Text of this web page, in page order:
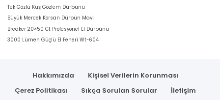
Tek Gözlü Kuş Gözlem Dürbünü
Büyük Mercek Korsan Dürbün Mavi
Breaker 20×50 Ct Profesyonel El Dürbünü
3000 Lümen Güçlü El Feneri Wt-604
Hakkımızda
Kişisel Verilerin Korunması
Çerez Politikası
Sıkça Sorulan Sorular
İletişim